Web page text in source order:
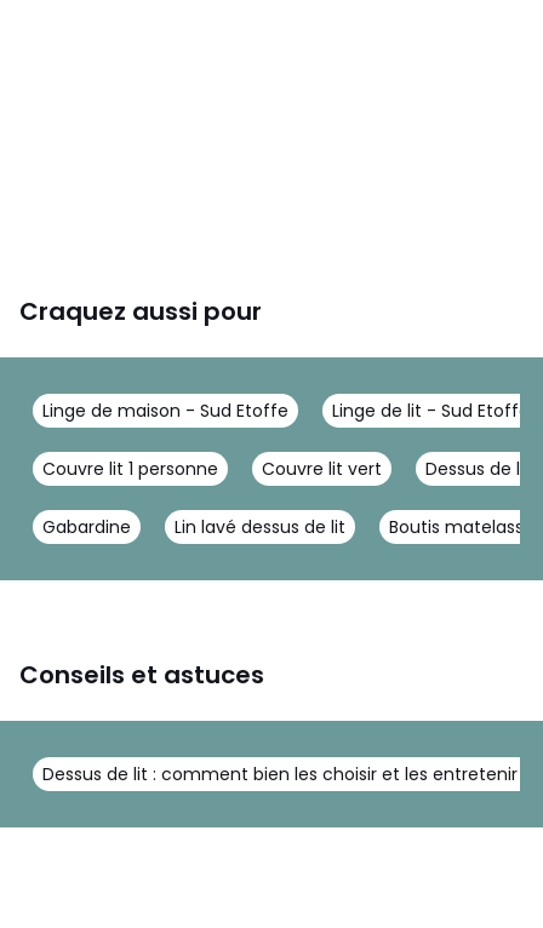
Craquez aussi pour
Linge de maison - Sud Etoffe Linge de lit - Sud Etoffe
Couvre lit 1 personne Couvre lit vert Dessus de lit
Gabardine Lin lavé dessus de lit Boutis matelassé
Conseils et astuces
Dessus de lit : comment bien les choisir et les entretenir ?